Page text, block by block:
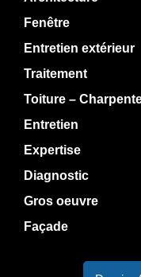
Fenêtre
Entretien extérieur
Traitement
Toiture –
Entretien
Expertise
Diagnostic
Gros oeuvre
Façade